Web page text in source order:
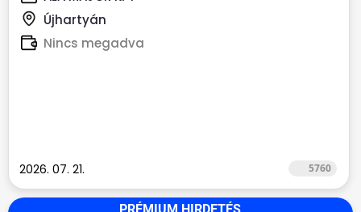
Újhartyán
Nincs megadva
2026. 07. 21. 5760